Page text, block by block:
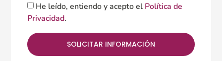
He leído, entiendo y acepto el Política de
Privacidad.
SOLICITAR INFORMACIÓN